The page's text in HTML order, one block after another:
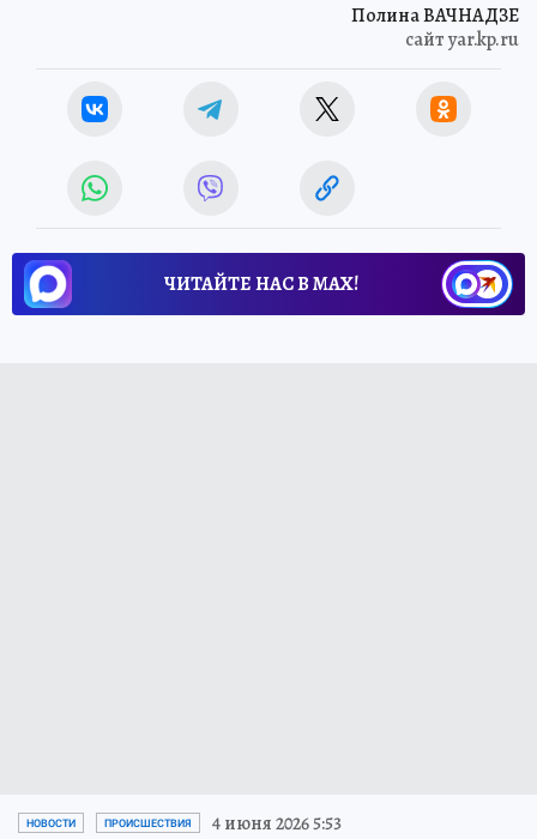
Полина ВАЧНАДЗЕ
сайт yar.kp.ru
ЧИТАЙТЕ НАС В МАХ!
НОВОСТИ ПРОИСШЕСТВИЯ 4 июня 2026 5:53